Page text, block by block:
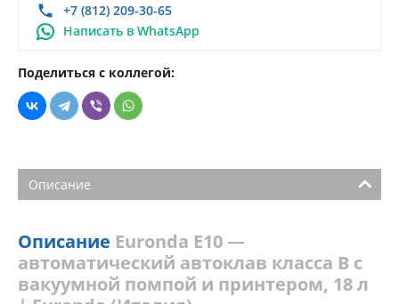
+7 (812) 209-30-65
Написать в WhatsApp
Поделиться с коллегой:
Описание
Описание Euronda E10 —
автоматический автоклав класса B с
вакуумной помпой и принтером, 18 л